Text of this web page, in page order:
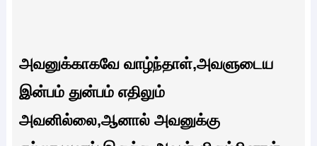
அவனுக்காகவே வாழ்ந்தாள்,அவளுடைய
இன்பம் துன்பம் எதிலும்
அவனில்லை,ஆனால் அவனுக்கு